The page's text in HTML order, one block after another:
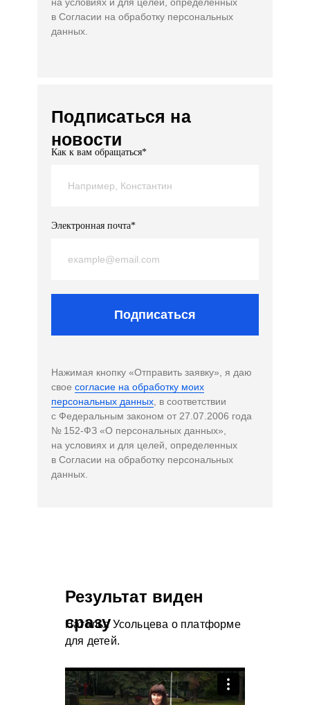
в Согласии на обработку персональных
данных.
Подписаться на
новости
Как к вам обращаться*
Электронная почта*
Подписаться
Нажимая кнопку «Отправить заявку», я даю
свое согласие на обработку моих
персональных данных , в соответствии
с Федеральным законом от 27.07.2006 года
№ 152-ФЗ «О персональных данных»,
на условиях и для целей, определенных
в Согласии на обработку персональных
данных.
Результат виден
сразу
Наталья Усольцева о платформе
для детей.